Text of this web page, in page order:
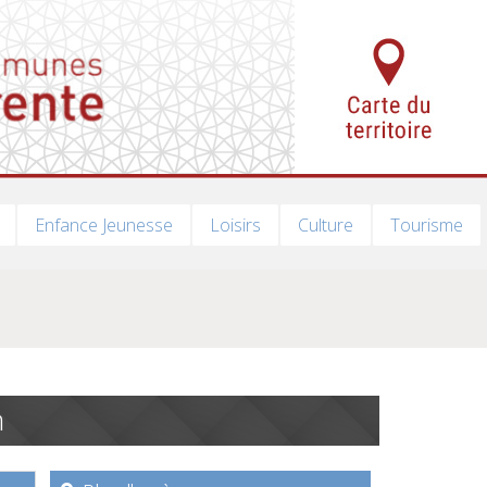
Enfance Jeunesse Loisirs Culture
Tourisme